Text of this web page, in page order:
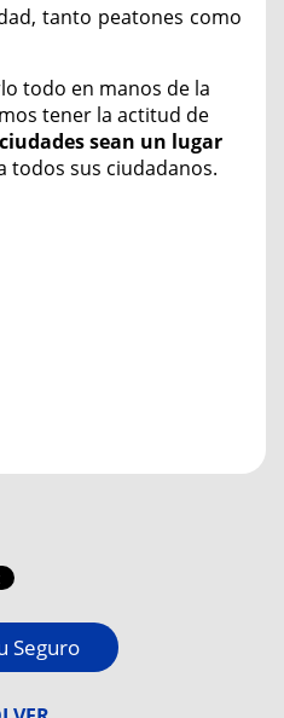
tanto peatones como
todo en manos de la
tener la actitud de
sean un lugar
todos sus ciudadanos.
Seguro